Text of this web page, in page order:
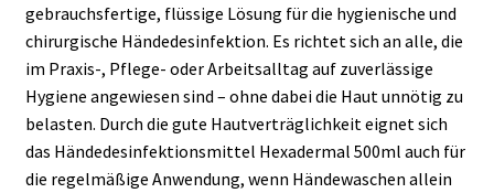
gebrauchsfertige, flüssige Lösung für die hygienische und
chirurgische Händedesinfektion. Es richtet sich an alle, die
im Praxis-, Pflege- oder Arbeitsalltag auf zuverlässige
Hygiene angewiesen sind – ohne dabei die Haut unnötig zu
belasten. Durch die gute Hautverträglichkeit eignet sich
das Händedesinfektionsmittel Hexadermal 500ml auch für
die regelmäßige Anwendung, wenn Händewaschen allein